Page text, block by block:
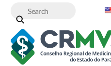
content